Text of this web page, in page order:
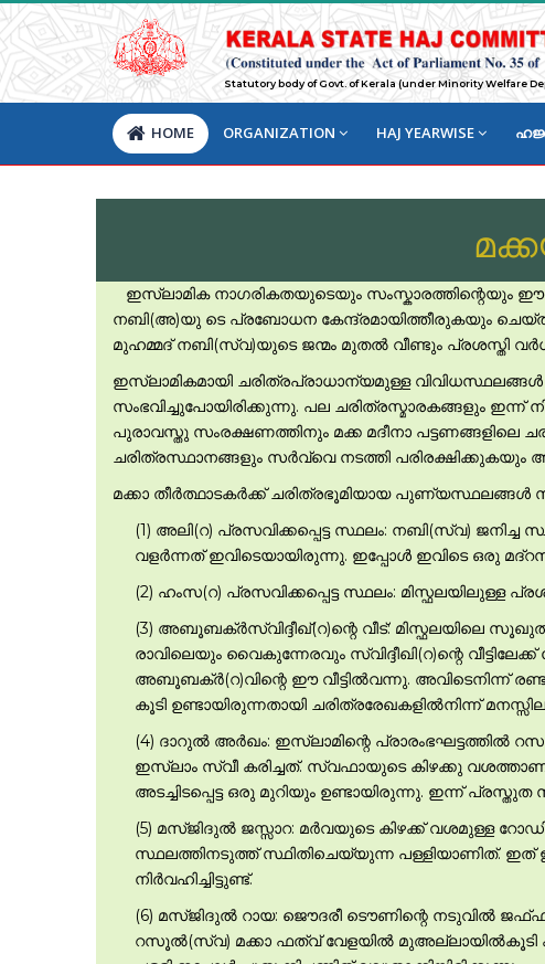
Statutory body of Govt. of Kerala (under Minority Welfare
HOME ORGANIZATION HAJ YEARWISE
ഇസ്ലാമിക നാഗരികതയുടെയും സംസ്കാരത്തിന്റെയും
നബി(അ)യു ടെ പ്രബോധന കേന്ദ്രമായിത്തീരുകയും ചെയ്ത
മുഹമ്മദ് നബി(സ്വ)യുടെ ജന്മം മുതല്‍ വീണ്ടും പ്രശസ്തി
ഇസ്ലാമികമായി ചരിത്രപ്രാധാന്യമുള്ള
സംഭവിച്ചുപോയിരിക്കുന്നു. പല ചരിത്രസ്മാരകങ്ങളും
പുരാവസ്തു സംരക്ഷണത്തിനും മക്ക മദീനാ പട്ടണങ്ങളിലെ
ചരിത്രസ്ഥാനങ്ങളും സര്‍വ്വെ നടത്തി
മക്കാ തീര്‍ത്ഥാടകര്‍ക്ക് ചരിത്രഭൂമിയായ
(1) അലി(റ) പ്രസവിക്കപ്പെട്ട സ്ഥലം: നബി(സ്വ)
വളര്‍ന്നത് ഇവിടെയായിരുന്നു. ഇപ്പോള്‍ ഇവിടെ ഒരു
(2) ഹംസ(റ) പ്രസവിക്കപ്പെട്ട സ്ഥലം:
(3) അബൂബക്ര്‍സ്വിദ്ദീഖ്(റ)ന്റെ വീട്:
രാവിലെയും വൈകുന്നേരവും സ്വിദ്ദീഖി(റ)ന്റെ
അബൂബക്ര്‍(റ)വിന്റെ ഈ വീട്ടില്‍വന്നു. അവിടെനിന്ന്
കൂടി ഉണ്ടായിരുന്നതായി ചരിത്രരേഖകളില്‍നിന്ന്
(4) ദാറുല്‍ അര്‍ഖം: ഇസ്ലാമിന്റെ പ്രാരംഭഘട്ടത്തില്‍
ഇസ്ലാം സ്വീ കരിച്ചത്. സ്വഫായുടെ കിഴക്കു
അടച്ചിടപ്പെട്ട ഒരു മുറിയും ഉണ്ടായിരുന്നു. ഇന്ന്
(5) മസ്ജിദുല്‍ ജസ്സാറ: മര്‍വയുടെ കിഴക്ക് വശമുള്ള
സ്ഥലത്തിനടുത്ത് സ്ഥിതിചെയ്യുന്ന പള്ളിയാണിത്. ഇത്
നിര്‍വഹിച്ചിട്ടുണ്ട്.
(6) മസ്ജിദുല്‍ റായ: ജൌദരീ ടൌണിന്റെ നടുവില്‍
റസൂല്‍(സ്വ) മക്കാ ഫത്വ് വേളയില്‍ മുഅല്ലായില്‍കൂടി